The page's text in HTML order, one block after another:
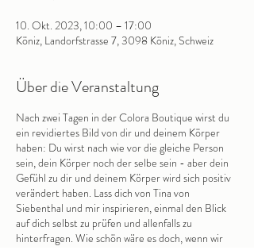
10. Okt. 2023, 10:00 – 17:00
Köniz, Landorfstrasse 7, 3098 Köniz, Schweiz
Über die Veranstaltung
Nach zwei Tagen in der Colora Boutique wirst du
ein revidiertes Bild von dir und deinem Körper
haben: Du wirst nach wie vor die gleiche Person
sein, dein Körper noch der selbe sein - aber dein
Gefühl zu dir und deinem Körper wird sich positiv
verändert haben.​ Lass dich von Tina von
Siebenthal und mir inspirieren, einmal den Blick
auf dich selbst zu prüfen und allenfalls zu
hinterfragen. Wie schön wäre es doch, wenn wir